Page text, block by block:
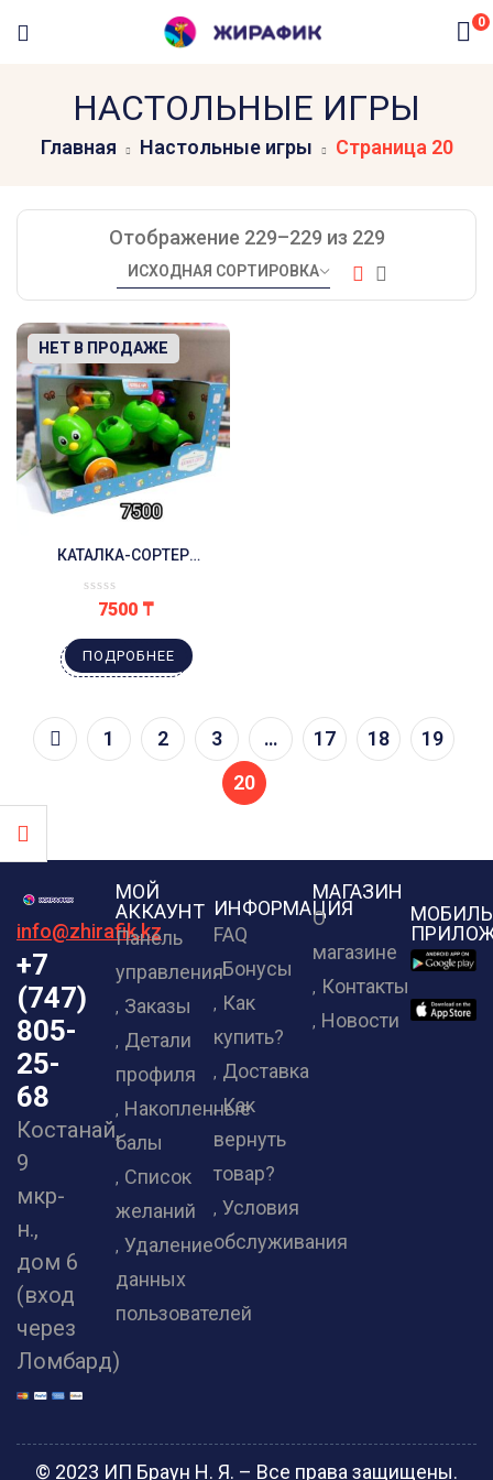
0
НАСТОЛЬНЫЕ ИГРЫ
Главная Настольные игры Страница 20
Отображение 229–229 из 229
-6%
НЕТ В ПРОДАЖЕ
КАТАЛКА-СОРТЕР
(СТЕЛЛАР)
7500 ₸
ПОДРОБНЕЕ
1 2 3 … 17 18
19
20
info@zhirafik.kz
+7
(747)
805-
25-
68
Костанай,
9
мкр-
н.,
дом 6
(вход
через
Ломбард)
МОЙ
АККАУНТ
Панель
управления
Заказы
Детали
профиля
Накопленные
балы
Список
желаний
Удаление
данных
пользователей
ИНФОРМАЦИЯ
FAQ
Бонусы
Как
купить?
Доставка
Как
вернуть
товар?
Условия
обслуживания
МАГАЗИН
О
магазине
Контакты
Новости
© 2023 ИП Браун Н. Я. – Все права защищены.